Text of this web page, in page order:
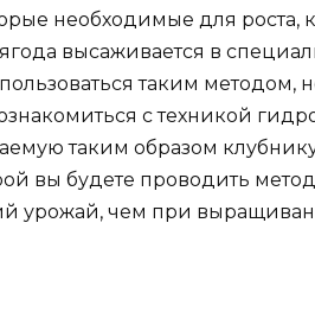
необходимые для роста,
высаживается в
таким методом,
с техникой
таким образом
вы будете проводить
урожай, чем при